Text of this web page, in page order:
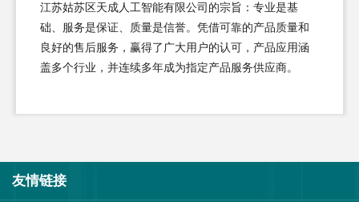
江苏姑苏区天成人工智能有限公司的宗旨：专业是基
础、服务是保证、质量是信誉。凭借可靠的产品质量和
良好的售后服务，赢得了广大用户的认可，产品应用涵
盖多个行业，并连续多年成为指定产品服务供应商。
友情链接